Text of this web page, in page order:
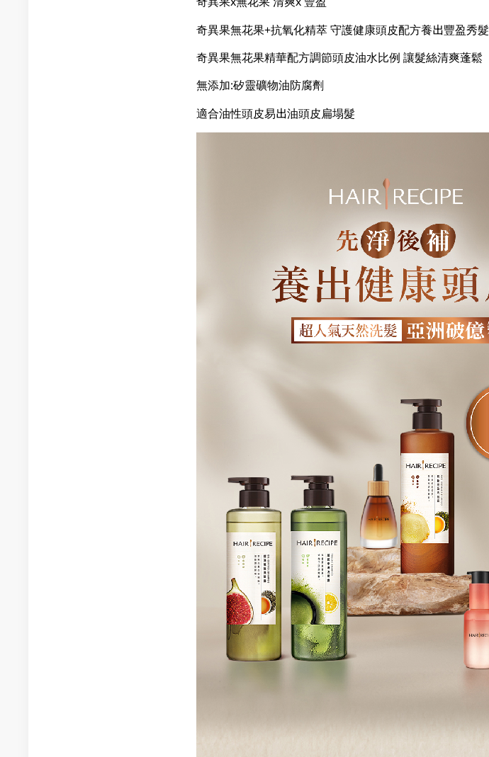
奇異果無花果+抗氧化精萃 守護健康頭皮配方養出豐盈秀髮
奇異果無花果精華配方調節頭皮油水比例 讓髮絲清爽蓬鬆
無添加:矽靈礦物油防腐劑
適合油性頭皮易出油頭皮扁塌髮